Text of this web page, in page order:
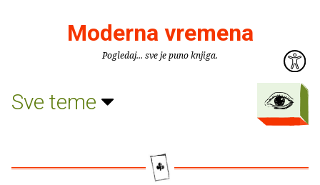
Moderna vremena
Pogledaj... sve je puno knjiga.
Sve teme